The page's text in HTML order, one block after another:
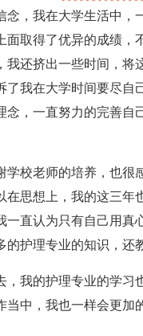
念，我在大学生活中
面取得了优异的成绩
我还挤出一些时间，
了我在大学时间要尽自
念，一直努力的完善
学校老师的培养，也很
在思想上，我的这三
一直认为只有自己用真
护理专业的知识，还
，我的护理专业的学习
当中，我也一样会更加